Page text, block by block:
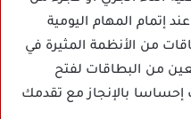
إتمام المهام اليومية
من الأنظمة المثيرة في
من البطاقات لفتح
بالإنجاز مع تقدمك